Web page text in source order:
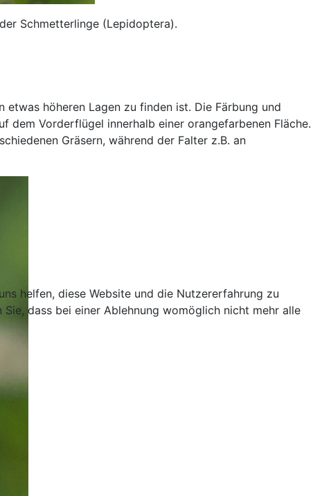
Schmetterlinge (Lepidoptera).
höheren Lagen zu finden ist. Die Färbung und
dem Vorderflügel innerhalb einer orangefarbenen Fläche.
Gräsern, während der Falter z.B. an
helfen, diese Website und die Nutzererfahrung zu
dass bei einer Ablehnung womöglich nicht mehr alle